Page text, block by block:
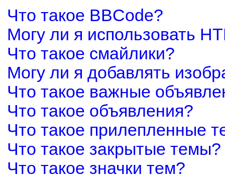
Что такое BBCode?
Могу ли я использовать
Что такое смайлики?
Могу ли я добавлять
Что такое важные
Что такое объявления?
Что такое прилепленные
Что такое закрытые темы?
Что такое значки тем?